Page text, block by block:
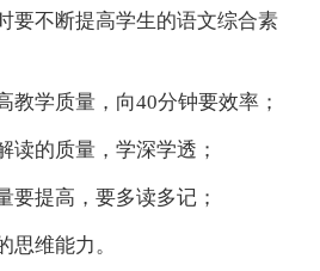
不断提高学生的语文综合素
学质量，向40分钟要效率；
的质量，学深学透；
提高，要多读多记；
维能力。